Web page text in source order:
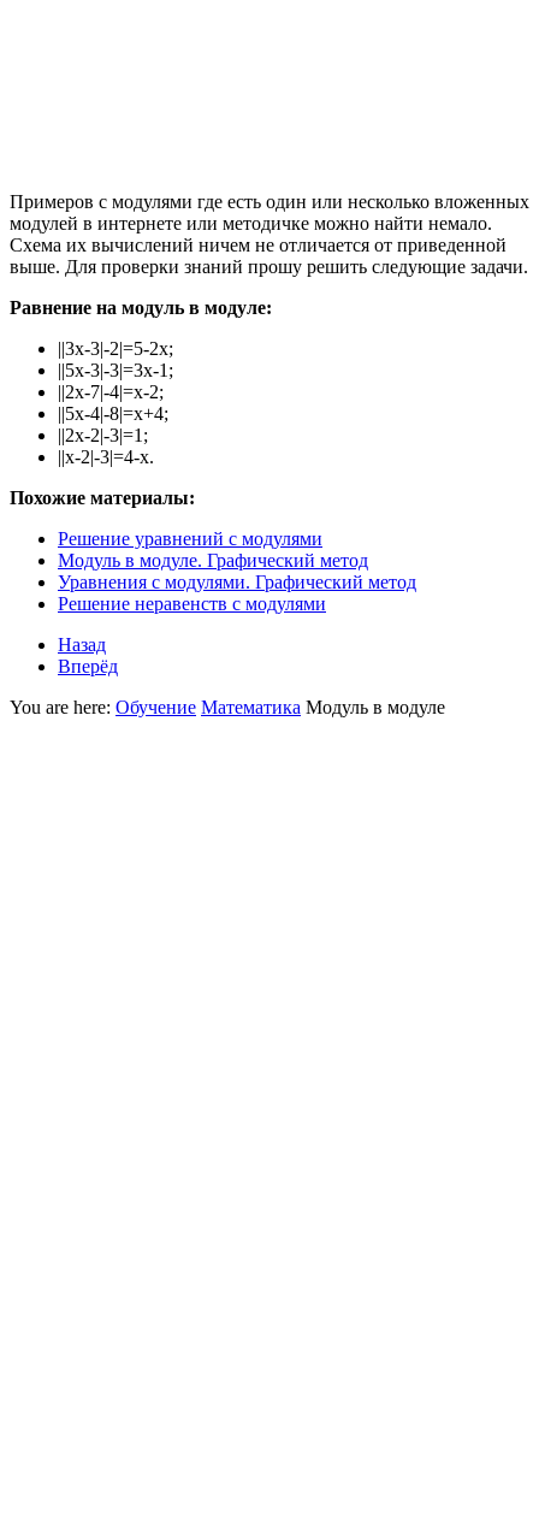
Примеров с модулями где есть один или несколько вложенных
модулей в интернете или методичке можно найти немало.
Схема их вычислений ничем не отличается от приведенной
выше. Для проверки знаний прошу решить следующие задачи.
Равнение на модуль в модуле:
||3x-3|-2|=5-2x;
||5x-3|-3|=3x-1;
||2x-7|-4|=x-2;
||5x-4|-8|=x+4;
||2x-2|-3|=1;
||x-2|-3|=4-x.
Похожие материалы:
Решение уравнений с модулями
Модуль в модуле. Графический метод
Уравнения с модулями. Графический метод
Решение неравенств с модулями
Назад
Вперёд
You are here: Обучение Математика Модуль в модуле